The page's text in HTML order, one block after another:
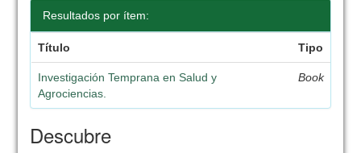
Resultados por ítem:
Título Tipo
Investigación Temprana en Salud y
Agrociencias.
Book
Descubre